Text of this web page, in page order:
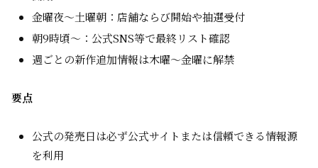
金曜夜～土曜朝：店舗ならび開始や抽選受付
朝9時頃～：公式SNS等で最終リスト確認
週ごとの新作追加情報は木曜～金曜に解禁
要点
公式の発売日は必ず公式サイトまたは信頼できる情報源
を利用